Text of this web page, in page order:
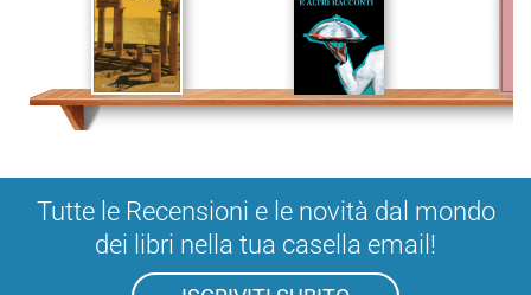
Tutte le Recensioni e le novità dal mondo
dei libri nella tua casella email!